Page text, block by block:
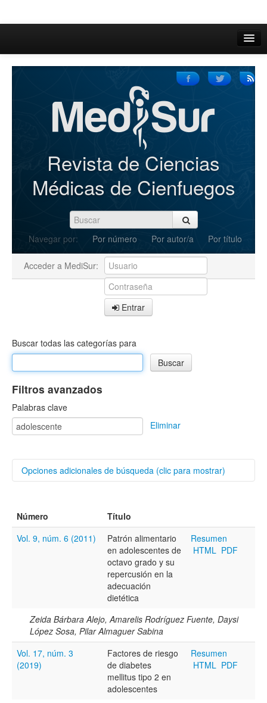
Inicio
Iniciar sesión
Registrarse
Revista de Ciencias
Médicas de Cienfuegos
Navegar por: Por número Por autor/a Por título
Acceder a MediSur:
Entrar
Buscar todas las categorías para
Filtros avanzados
Palabras clave
Eliminar
Opciones adicionales de búsqueda (clic para mostrar)
Autores/as
Texto completo
Archivo(s) adicional(es)
Número
Título
Vol. 9, núm. 6 (2011)
Patrón alimentario
en adolescentes de
octavo grado y su
repercusión en la
adecuación
dietética
Resumen
HTML PDF
Zeida Bárbara Alejo, Amarelis Rodríguez Fuente, Daysi
López Sosa, Pilar Almaguer Sabina
Vol. 17, núm. 3
(2019)
Factores de riesgo
de diabetes
mellitus tipo 2 en
adolescentes
Resumen
HTML PDF